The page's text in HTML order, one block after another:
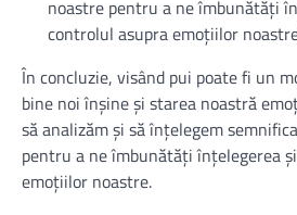
noastre pentru a ne îmbunătăți
controlul asupra emoțiilor
În concluzie, visând pui poate fi un
bine noi înșine și starea noastră
să analizăm și să înțelegem
pentru a ne îmbunătăți înțelegerea
emoțiilor noastre.